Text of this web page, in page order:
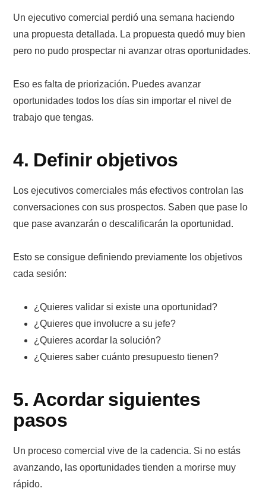
Un ejecutivo comercial perdió una semana haciendo
una propuesta detallada. La propuesta quedó muy bien
pero no pudo prospectar ni avanzar otras oportunidades.
Eso es falta de priorización. Puedes avanzar
oportunidades todos los días sin importar el nivel de
trabajo que tengas.
4. Definir objetivos
Los ejecutivos comerciales más efectivos controlan las
conversaciones con sus prospectos. Saben que pase lo
que pase avanzarán o descalificarán la oportunidad.
Esto se consigue definiendo previamente los objetivos
cada sesión:
¿Quieres validar si existe una oportunidad?
¿Quieres que involucre a su jefe?
¿Quieres acordar la solución?
¿Quieres saber cuánto presupuesto tienen?
5. Acordar siguientes
pasos
Un proceso comercial vive de la cadencia. Si no estás
avanzando, las oportunidades tienden a morirse muy
rápido.